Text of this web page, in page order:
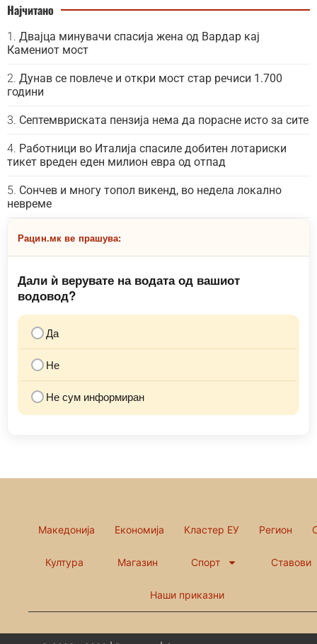
Најчитано
Двајца минувачи спасија жена од Вардар кај
Камениот мост
Дунав се повлече и откри мост стар речиси 1.700
години
Септемвриската пензија нема да порасне исто за сите
Работници во Италија спасиле добитен лотариски
тикет вреден еден милион евра од отпад
Сончев и многу топол викенд, во недела локално
невреме
Рацин.мк ве прашува:
Дали ѝ верувате на водата од вашиот
водовод?
Да
Не
Не сум информиран
Македонија Економија Кластер ЕУ Регион
Култура Магазин Спорт Ставови
Наши приказни